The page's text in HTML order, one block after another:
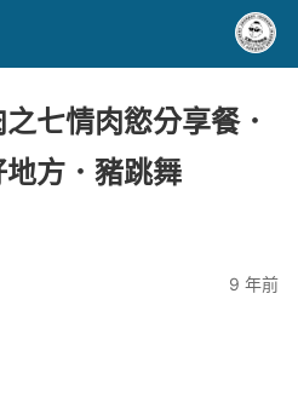
七情肉慾分享餐．
方．豬跳舞
9 年前